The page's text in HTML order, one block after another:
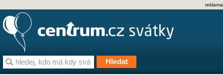
reklama